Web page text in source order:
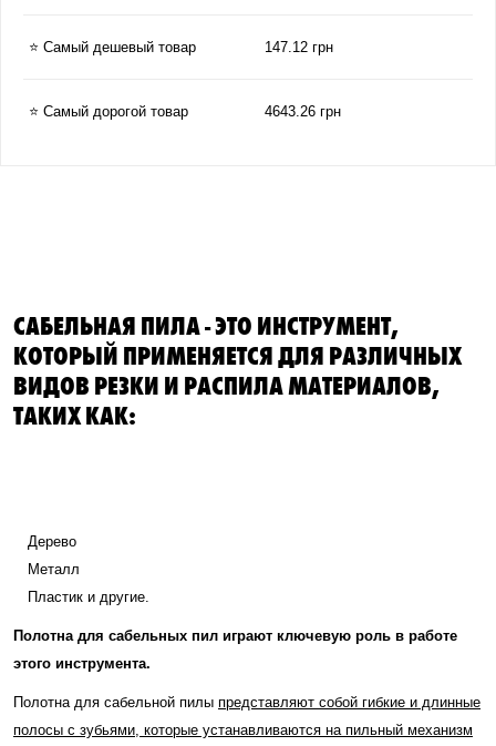
⭐ Самый дешевый товар 147.12 грн
⭐ Самый дорогой товар 4643.26 грн
САБЕЛЬНАЯ ПИЛА - ЭТО ИНСТРУМЕНТ,
КОТОРЫЙ ПРИМЕНЯЕТСЯ ДЛЯ РАЗЛИЧНЫХ
ВИДОВ РЕЗКИ И РАСПИЛА МАТЕРИАЛОВ,
ТАКИХ КАК:
Дерево
Металл
Пластик и другие.
Полотна для сабельных пил играют ключевую роль в работе
этого инструмента.
Полотна для сабельной пилы представляют собой гибкие и длинные
полосы с зубьями, которые устанавливаются на пильный механизм